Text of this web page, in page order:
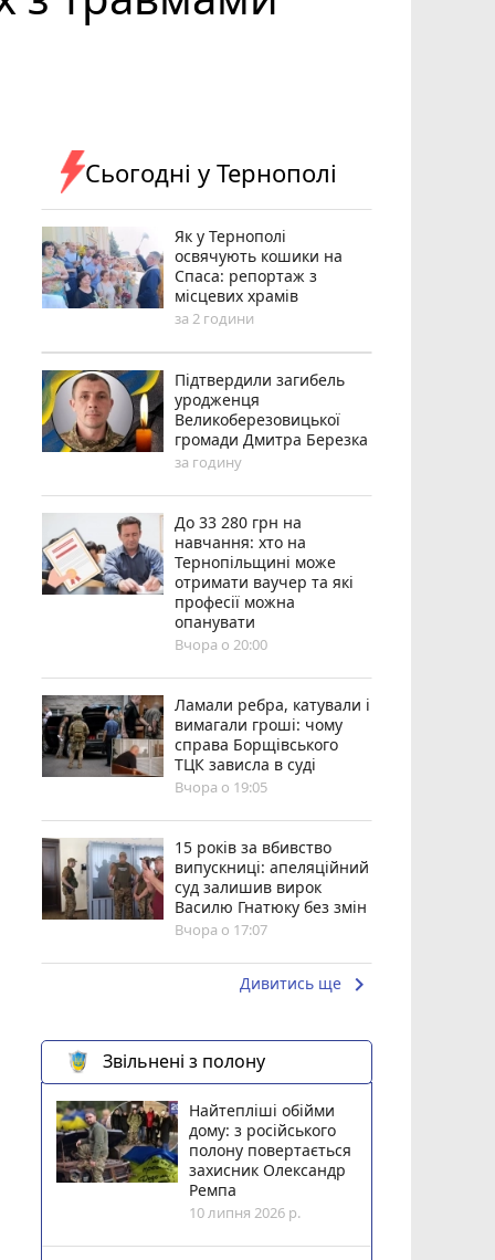
Сьогодні у Тернополі
Як у Тернополі
освячують кошики на
Спаса: репортаж з
місцевих храмів
за 2 години
Підтвердили загибель
уродженця
Великоберезовицької
громади Дмитра Березка
за годину
До 33 280 грн на
навчання: хто на
Тернопільщині може
отримати ваучер та які
професії можна
опанувати
Вчора о 20:00
Ламали ребра, катували і
вимагали гроші: чому
справа Борщівського
ТЦК зависла в суді
Вчора о 19:05
15 років за вбивство
випускниці: апеляційний
суд залишив вирок
Василю Гнатюку без змін
Вчора о 17:07
Дивитись ще keyboard_arrow_right
Звільнені з полону
Найтепліші обійми
дому: з російського
полону повертається
захисник Олександр
Ремпа
10 липня 2026 р.